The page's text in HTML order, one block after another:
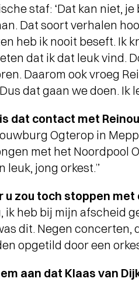
Interview
POPBAND
staf: ‘Dat kan niet,
Dat soort verhalen
heb ik nooit beseft. Ik
dat ik dat leuk vind.
Daarom ook vroeg
dat gaan we doen. Ik
dat contact met
Ogterop in
met het Noordpool
leuk, jong orkest.”
u zou toch stoppen
ik heb bij mijn afscheid
dit. Negen concerten,
opgetild door een
aan dat Klaas van